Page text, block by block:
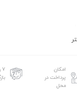
امکان
پرداخت در
محل